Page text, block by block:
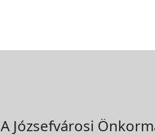
A Józsefvárosi